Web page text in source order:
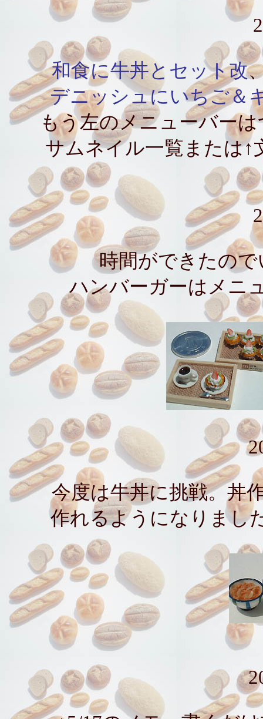
和食に牛丼とセット改
デニッシュにいちご＆
もう左のメニューバー
サムネイル一覧または↑
時間ができたの
ハンバーガーはメニ
今度は牛丼に挑戦。丼
作れるようになりまし